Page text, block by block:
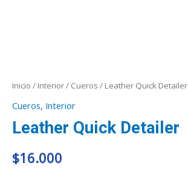
Inicio / Interior/ Cueros / Leather Quick Detailer
Cueros, Interior
Leather Quick Detailer
$16.000